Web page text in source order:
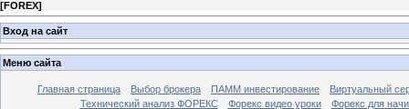
[FOREX]
Вход на сайт
Меню сайта
Главная страница Выбор брокера ПАММ инвестирование
Виртуальный
Технический анализ ФОРЕКС
Форекс видео уроки
Форекс для